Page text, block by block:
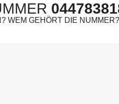
WEM GEHÖRT DIE